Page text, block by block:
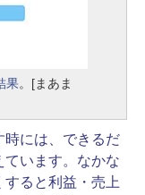
果。[まあま
時には、できるだ
ています。なかな
ると利益・売上